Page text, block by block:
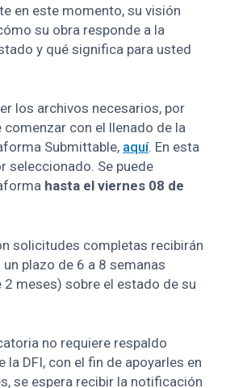
en este momento, su visión
su obra responde a la
y qué significa para usted
los archivos necesarios, por
comenzar con el llenado de la
Submittable, aquí. En esta
seleccionado. Se puede
hasta el viernes 08 de
solicitudes completas recibirán
plazo de 6 a 8 semanas
meses) sobre el estado de su
no requiere respaldo
la DFI, con el fin de apoyarles en
se espera recibir la notificación